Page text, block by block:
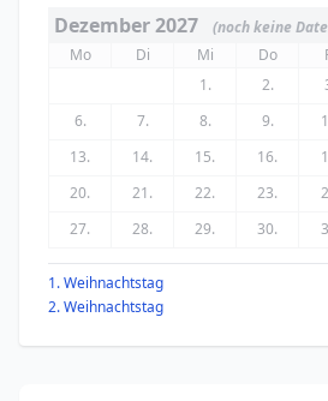
Dezember 2027
(noch keine
Mo
Di Mi Do
1.
2.
6.
7. 8. 9.
13.
14. 15. 16.
20.
21. 22. 23.
27.
28. 29. 30.
1. Weihnachtstag
2. Weihnachtstag